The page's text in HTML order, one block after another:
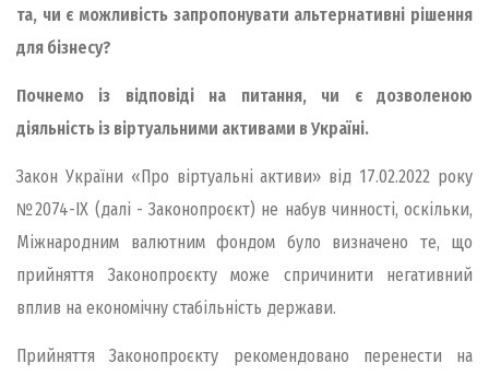
та, чи є можливість запропонувати альтернативні рішення
для бізнесу?
Почнемо із відповіді на питання, чи є дозволеною
діяльність із віртуальними активами в Україні.
Закон України «Про віртуальні активи» від 17.02.2022 року
№2074-IX (далі - Законопроєкт) не набув чинності, оскільки,
Міжнародним валютним фондом було визначено те, що
прийняття Законопроєкту може спричинити негативний
вплив на економічну стабільність держави.
Прийняття Законопроєкту рекомендовано перенести на